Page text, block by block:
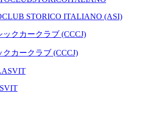
STORICO ITALIANO (ASI)
クカークラブ (CCCJ)